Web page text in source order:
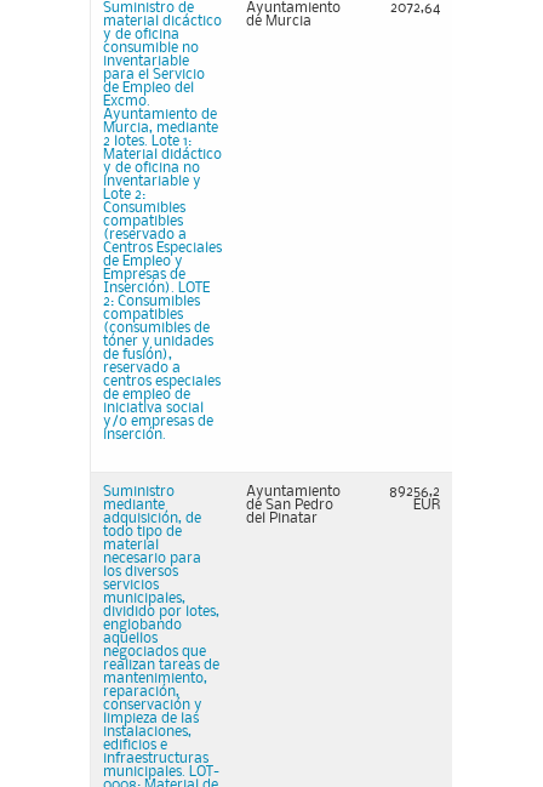
Suministro de
material dicáctico
y de oficina
consumible no
inventariable
para el Servicio
de Empleo del
Excmo.
Ayuntamiento de
Murcia, mediante
2 lotes. Lote 1:
Material didáctico
y de oficina no
inventariable y
Lote 2:
Consumibles
compatibles
(reservado a
Centros Especiales
de Empleo y
Empresas de
Inserción). LOTE
2: Consumibles
compatibles
(consumibles de
tóner y unidades
de fusión),
reservado a
centros especiales
de empleo de
iniciativa social
y/o empresas de
inserción.
Ayuntamiento
de Murcia
2072,64
Suministro
mediante
adquisición, de
todo tipo de
material
necesario para
los diversos
servicios
municipales,
dividido por lotes,
englobando
aquellos
negociados que
realizan tareas de
mantenimiento,
reparación,
conservación y
limpieza de las
instalaciones,
edificios e
infraestructuras
municipales. LOT-
Ayuntamiento
de San Pedro
del Pinatar
89256,2
EUR